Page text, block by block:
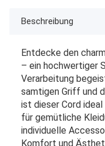
Beschreibung
Entdecke den
– ein hochwertiger
Verarbeitung
samtigen Griff und
ist dieser Cord
für gemütliche
individuelle
Komfort und